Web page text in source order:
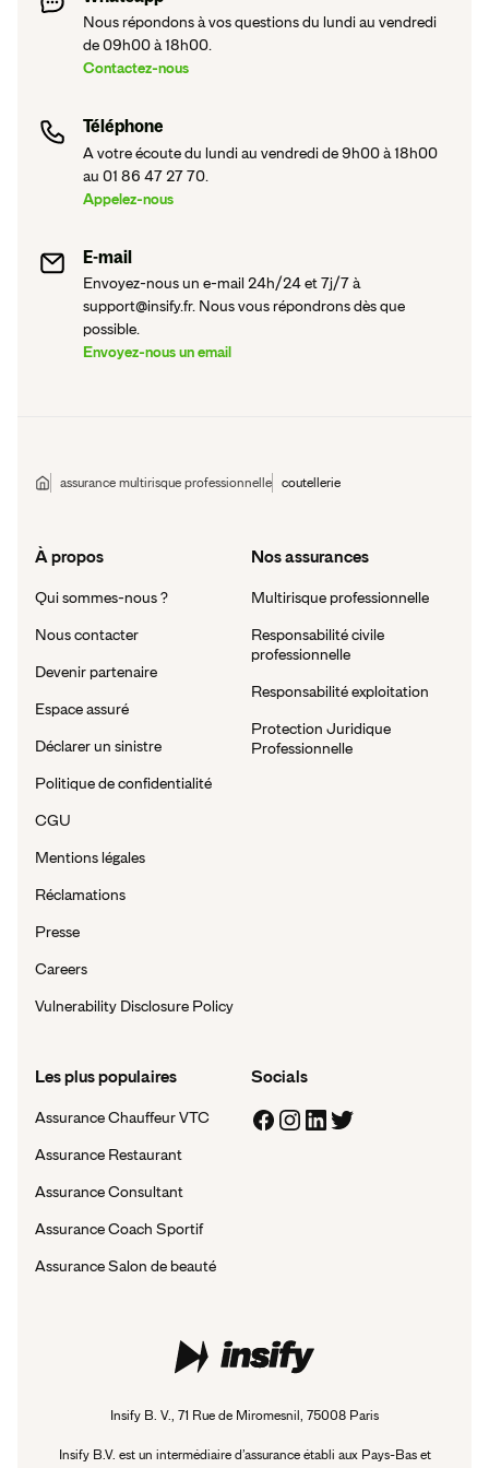
Nous répondons à vos questions du lundi au vendredi
de 09h00 à 18h00.
Contactez-nous
Téléphone
A votre écoute du lundi au vendredi de 9h00 à 18h00
au 01 86 47 27 70.
Appelez-nous
E-mail
Envoyez-nous un e-mail 24h/24 et 7j/7 à
support@insify.fr. Nous vous répondrons dès que
possible.
Envoyez-nous un email
assurance multirisque professionnelle coutellerie
À propos
Qui sommes-nous ?
Nous contacter
Devenir partenaire
Espace assuré
Déclarer un sinistre
Politique de confidentialité
CGU
Mentions légales
Réclamations
Presse
Careers
Vulnerability Disclosure Policy
Nos assurances
Multirisque professionnelle
Responsabilité civile
professionnelle
Responsabilité exploitation
Protection Juridique
Professionnelle
Les plus populaires
Assurance Chauffeur VTC
Assurance Restaurant
Assurance Consultant
Assurance Coach Sportif
Assurance Salon de beauté
Socials
Insify B. V., 71 Rue de Miromesnil, 75008 Paris
Insify B.V. est un intermédiaire d’assurance établi aux Pays-Bas et